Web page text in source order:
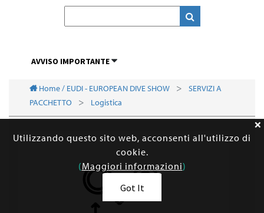
AVVISO IMPORTANTE
Home / EUDI - EUROPEAN DIVE SHOW
SERVIZI A
PACCHETTO
Logistica
Utilizzando questo sito web, acconsenti all'utilizzo di
cookie.
(Maggiori informazioni)
Got It